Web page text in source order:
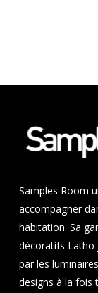
Samples Room
accompagner
habitation. Sa
décoratifs Latho
par les
designs à la fois